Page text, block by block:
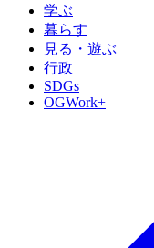
学ぶ
暮らす
見る・遊ぶ
行政
SDGs
OGWork+